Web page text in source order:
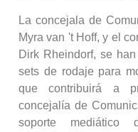
La concejala de
Myra van 't Hoff, y el
Dirk Rheindorf, se
sets de rodaje para
que contribuirá a
concejalía de
soporte mediático